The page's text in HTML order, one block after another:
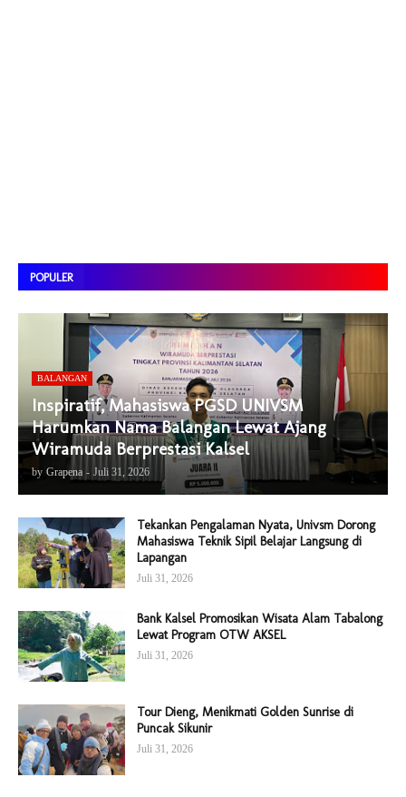
POPULER
BALANGAN
Inspiratif, Mahasiswa PGSD UNIVSM
Harumkan Nama Balangan Lewat Ajang
Wiramuda Berprestasi Kalsel
by Grapena - Juli 31, 2026
Tekankan Pengalaman Nyata, Univsm Dorong
Mahasiswa Teknik Sipil Belajar Langsung di
Lapangan
Juli 31, 2026
Bank Kalsel Promosikan Wisata Alam Tabalong
Lewat Program OTW AKSEL
Juli 31, 2026
Tour Dieng, Menikmati Golden Sunrise di
Puncak Sikunir
Juli 31, 2026